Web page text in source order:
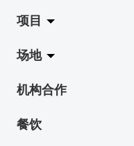
艺穗会的演化
使命与宗旨
艺穗会架构
档案库
拉阔
展览
演出
活动
项目
Jazz-Go-Central, Jazz-
LPL
2015-16 艺术场地资助计
场地
陈丽玲划廊
奶库
机构合作
餐饮